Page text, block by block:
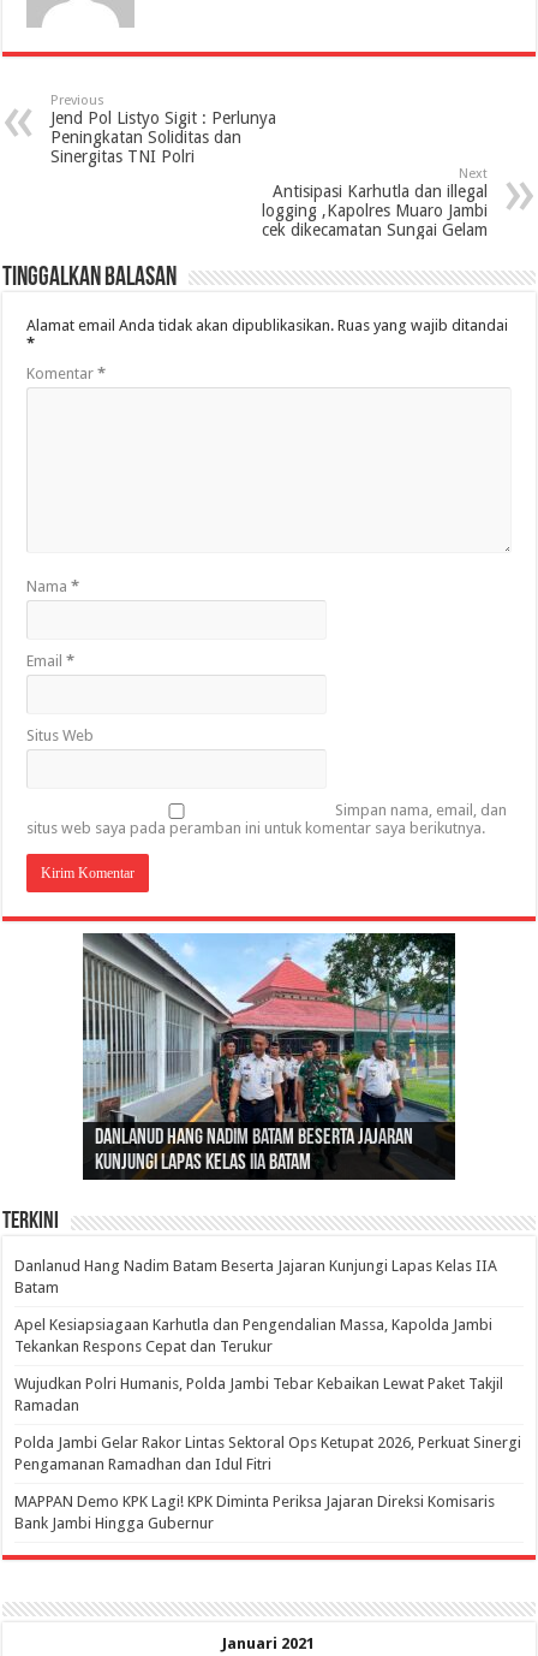
Previous
Jend Pol Listyo Sigit : Perlunya
Peningkatan Soliditas dan
Sinergitas TNI Polri
Next
Antisipasi Karhutla dan illegal
logging ,Kapolres Muaro Jambi
cek dikecamatan Sungai Gelam
Tinggalkan Balasan
Alamat email Anda tidak akan dipublikasikan. Ruas yang wajib ditandai
*
Komentar*
Nama*
Email*
Situs Web
Simpan nama, email, dan
situs web saya pada peramban ini untuk komentar saya berikutnya.
Danlanud Hang Nadim Batam Beserta Jajaran
Kunjungi Lapas Kelas IIA Batam
Silaturahmi dan Reses Komite I DPD RI di Polda
Jambi Bahas Sinergitas Penanganan Narkotika
Gubernur Al Haris: Lomba Cerdas Cermat Sarana
Edukasi Pembentukan Karakter Generasi
Penerus
Gubernur Al Haris Dorong Koperasi Merah Putih
Cepat Beroperasi Agar Bisa Layani Masyarakat
Penuhi Kebutuhannya
Sosok Fenomenal yang Menggetarkan
Nusantara: Ratu Wangsa, Wanita Berkelas
dengan Pengaruh Internasional
Terkini
Danlanud Hang Nadim Batam Beserta Jajaran Kunjungi Lapas Kelas IIA
Batam
Apel Kesiapsiagaan Karhutla dan Pengendalian Massa, Kapolda Jambi
Tekankan Respons Cepat dan Terukur
Wujudkan Polri Humanis, Polda Jambi Tebar Kebaikan Lewat Paket Takjil
Ramadan
Polda Jambi Gelar Rakor Lintas Sektoral Ops Ketupat 2026, Perkuat Sinergi
Pengamanan Ramadhan dan Idul Fitri
‎MAPPAN Demo KPK Lagi! KPK Diminta Periksa Jajaran Direksi Komisaris
Bank Jambi Hingga Gubernur ‎
Januari 2021